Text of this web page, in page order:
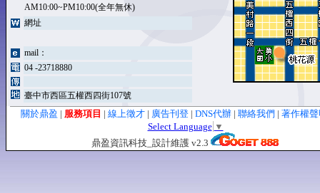
AM10:00~PM10:00(全年無休)
網址
mail：
04 -23718880
臺中市西區五權西四街107號
關於鼎盈 | 服務項目 | 線上徵才 | 廣告刊登 | DNS代辦 | 聯絡我們 | 著作
Select Language ▼
鼎盈資訊科技_設計維護 v2.3